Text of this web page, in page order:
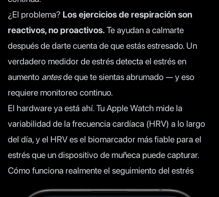
¿El problema? Los ejercicios de respiración son
reactivos, no proactivos.Te ayudan a calmarte
después de darte cuenta de que estás estresado. Un
verdadero medidor de estrés detecta el estrés en
aumento antesde que te sientas abrumado — y eso
requiere monitoreo continuo.
El hardware ya está ahí. Tu Apple Watch mide la
variabilidad de la frecuencia cardíaca (HRV) a lo largo
del día, y el HRV es el biomarcador más fiable para el
estrés que un dispositivo de muñeca puede capturar.
Cómo funciona realmente el seguimiento del estrés